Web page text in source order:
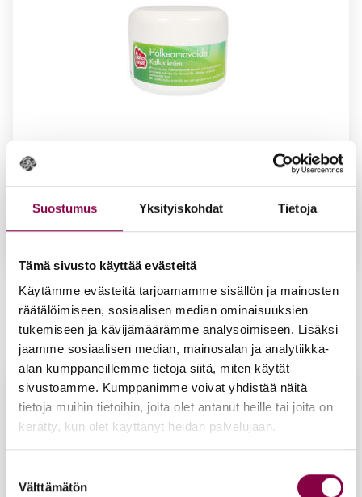
Suostumus Yksityiskohdat Tietoja
Tämä sivusto käyttää evästeitä
Käytämme evästeitä tarjoamamme sisällön ja mainosten
räätälöimiseen, sosiaalisen median ominaisuuksien
tukemiseen ja kävijämäärämme analysoimiseen. Lisäksi
jaamme sosiaalisen median, mainosalan ja analytiikka-
alan kumppaneillemme tietoja siitä, miten käytät
sivustoamme. Kumppanimme voivat yhdistää näitä
tietoja muihin tietoihin, joita olet antanut heille tai joita on
kerätty, kun olet käyttänyt heidän palvelujaan.
valinta
Välttämätön
Iloi­set Var­paat -hal­kea­ma­voi­de 75 ml
22,90€
Lisää ostoskoriin